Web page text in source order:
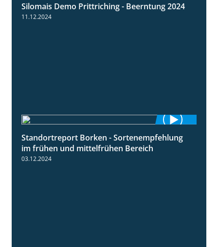
12:28
Silomais Demo Prittriching - Beerntung 2024
11.12.2024
7:53
Standortreport Borken - Sortenempfehlung
im frühen und mittelfrühen Bereich
03.12.2024